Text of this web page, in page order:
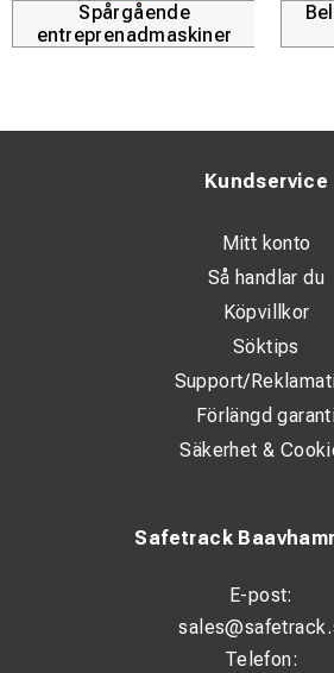
Spårgående
entreprenadmaskiner
Safetrack
E-post:
Telefon:
Kundservice
Mitt konto
Så handlar du
Köpvillkor
Söktips
Support/
Förlängd
Säkerhet &